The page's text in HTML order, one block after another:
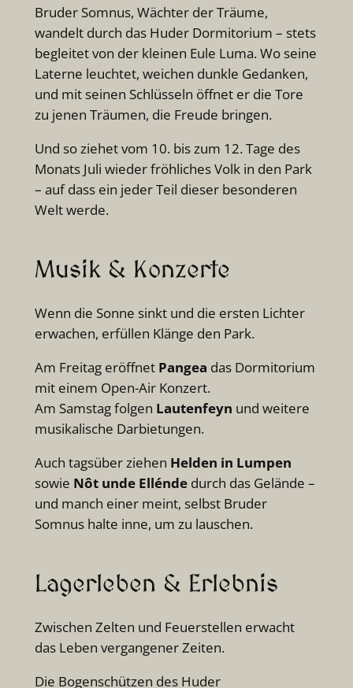
Bruder Somnus, Wächter der Träume,
wandelt durch das Huder Dormitorium – stets
begleitet von der kleinen Eule Luma. Wo seine
Laterne leuchtet, weichen dunkle Gedanken,
und mit seinen Schlüsseln öffnet er die Tore
zu jenen Träumen, die Freude bringen.
Und so ziehet vom 10. bis zum 12. Tage des
Monats Juli wieder fröhliches Volk in den Park
– auf dass ein jeder Teil dieser besonderen
Welt werde.
Musik & Konzerte
Wenn die Sonne sinkt und die ersten Lichter
erwachen, erfüllen Klänge den Park.
Am Freitag eröffnet Pangea das Dormitorium
mit einem Open-Air Konzert.
Am Samstag folgen Lautenfeyn und weitere
musikalische Darbietungen.
Auch tagsüber ziehen Helden in Lumpen
sowie Nôt unde Elléndedurch das Gelände –
und manch einer meint, selbst Bruder
Somnus halte inne, um zu lauschen.
Lagerleben & Erlebnis
Zwischen Zelten und Feuerstellen erwacht
das Leben vergangener Zeiten.
Die Bogenschützen des Huder